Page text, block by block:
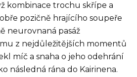
kombinace trochu skřípe a
pozičně hrajícího soupeře
neurovnaná pasáž
z nejdůležitějších momentů
míč a snaha o jeho odehrání
následná rána do Kairinena.